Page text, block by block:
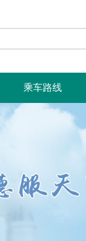
乘车路线